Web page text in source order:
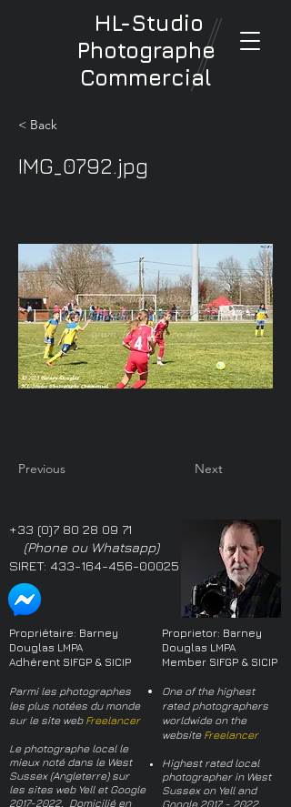
HL-Studio
Photographe
Commercial
< Back
IMG_0792.jpg
Previous Next
+33 (0)7 80 28 09 71
(Phone ou Whatsapp)
SIRET: 433-164-456-00025
Propriétaire: Barney
Douglas LMPA
Adhérent SIFGP & SICIP
Parmi les photographes
les plus notées du monde
sur le site web Freelancer
Le photographe local le
mieux noté dans le West
Sussex (Angleterre) sur
les sites web Yell et Google
2017-2022. Domicilié en
Proprietor: Barney
Douglas LMPA
Member SIFGP & SICIP
One of the highest
rated photographers
worldwide on the
website Freelancer
Highest rated local
photographer in West
Sussex on Yell and
Google 2017 - 2022